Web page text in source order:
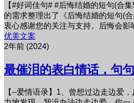
【#好词佳句# #后悔结婚的短句(合
的需求整理出了《后悔结婚的短句(
衷心感谢您的关注与支持。后悔会影
优美文案
2年前 (2024)
最催泪的表白情话，句
【--爱情语录】1、曾想过边走边爱